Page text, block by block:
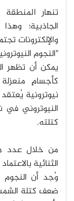
تنهار
الجاذبية؛
والإلكترونات
"النجوم
يمكن أن تظهر
كأجسامٍ
نيوترونية
النيوتروني في
كتلته.
من خلال عدد
الثنائية
ضعف كتلة